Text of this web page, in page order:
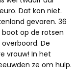
Dat kon niet.
gevaren. 36
op de rotsen
De
vrouw! In het
ze om hulp.